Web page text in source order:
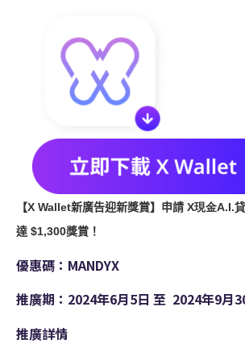
【X Wallet新廣告迎新獎賞】申請 X現金A.I.
達 $1,300獎賞！
優惠碼： MANDYX
推廣期： 2024年6月5日 至 2024年9月
推廣詳情